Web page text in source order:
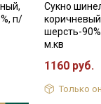
п/
Сукно
шерсть-
м.кв
1160 руб.
Только